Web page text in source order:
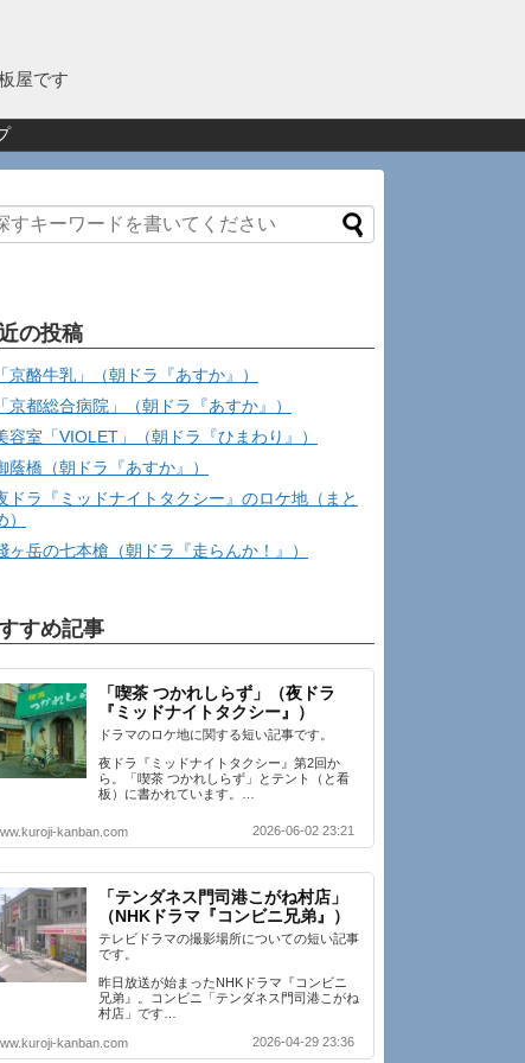
屋です
の投稿
「京酪牛乳」（朝ドラ『あすか』）
「京都総合病院」（朝ドラ『あすか』）
容室「VIOLET」（朝ドラ『ひまわり』）
蔭橋（朝ドラ『あすか』）
ドラ『ミッドナイトタクシー』のロケ地（まと
）
ヶ岳の七本槍（朝ドラ『走らんか！』）
すめ記事
「喫茶 つかれしらず」（夜ドラ
『ミッドナイトタクシー』）
ドラマのロケ地に関する短い記事です。
夜ドラ『ミッドナイトタクシー』第2回か
ら。「喫茶 つかれしらず」とテント（と看
板）に書かれています。…
kanban.com 2026-06-02 23:21
「テンダネス門司港こがね村店」
（NHKドラマ『コンビニ兄弟』）
テレビドラマの撮影場所についての短い記事
です。
昨日放送が始まったNHKドラマ『コンビニ
兄弟』。コンビニ「テンダネス門司港こがね
村店」です…
kanban.com 2026-04-29 23:36